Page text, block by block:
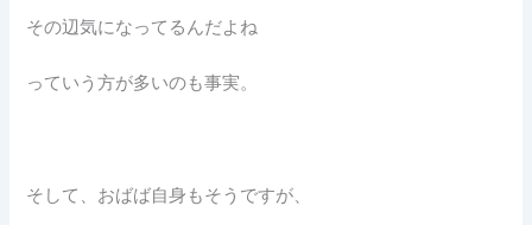
その辺気になってるんだよね
っていう方が多いのも事実。
そして、おばば自身もそうですが、